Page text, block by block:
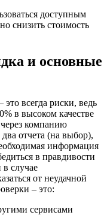
доступным
снизить стоимость
и основные
всегда риски, ведь
в высоком качестве
компанию
отчета (на выбор),
информация
в правдивости
случае
от неудачной
– это:
сервисами